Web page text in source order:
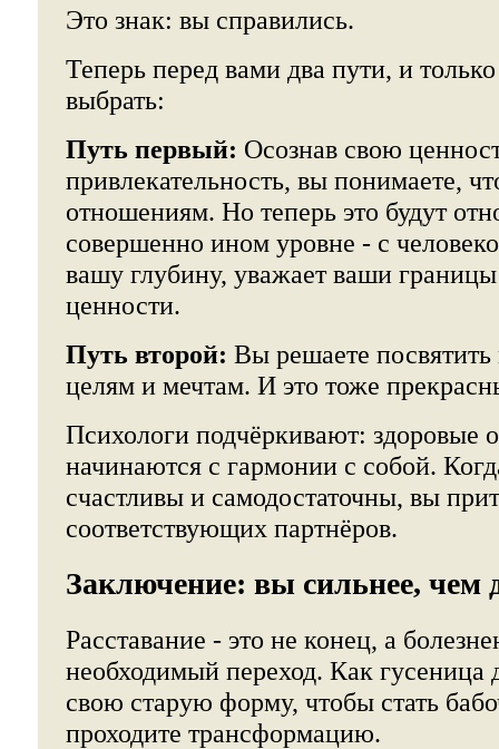
Это знак: вы справились.
Теперь перед вами два пути, и
выбрать:
Путь первый: Осознав свою
привлекательность, вы понимаете,
отношениям. Но теперь это будут
совершенно ином уровне - с
вашу глубину, уважает ваши
ценности.
Путь второй: Вы решаете
целям и мечтам. И это тоже
Психологи подчёркивают: здоровые
начинаются с гармонии с собой.
счастливы и самодостаточны, вы
соответствующих партнёров.
Заключение: вы сильнее, чем
Расставание - это не конец, а
необходимый переход. Как гусеница
свою старую форму, чтобы стать
проходите трансформацию.